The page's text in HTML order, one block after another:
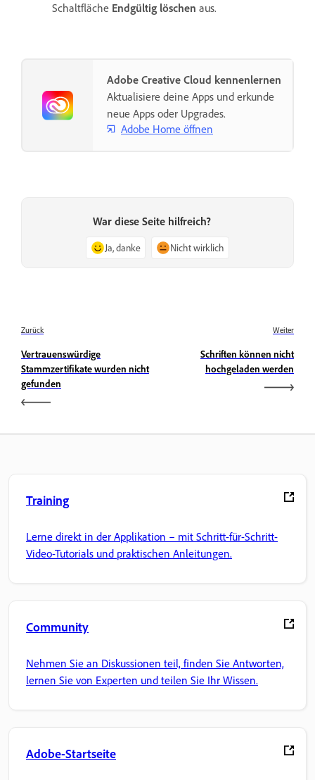
Schaltfläche Endgültig löschen aus.
Adobe Creative Cloud kennenlernen
Aktualisiere deine Apps und erkunde
neue Apps oder Upgrades.
Adobe Home öffnen
War diese Seite hilfreich?
Ja, danke Nicht wirklich
Zurück
Vertrauenswürdige
Stammzertifikate wurden nicht
gefunden
Weiter
Schriften können nicht
hochgeladen werden
Training
Lerne direkt in der Applikation – mit Schritt-für-Schritt-
Video-Tutorials und praktischen Anleitungen.
Community
Nehmen Sie an Diskussionen teil, finden Sie Antworten,
lernen Sie von Experten und teilen Sie Ihr Wissen.
Adobe-Startseite